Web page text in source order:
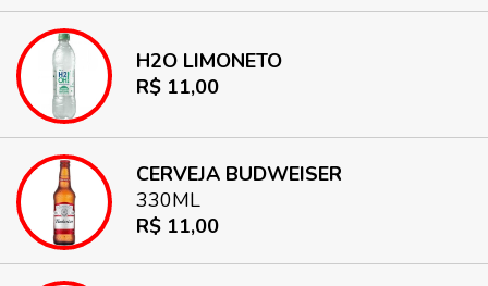
H2O LIMONETO
R$ 11,00
CERVEJA BUDWEISER
330ML
R$ 11,00